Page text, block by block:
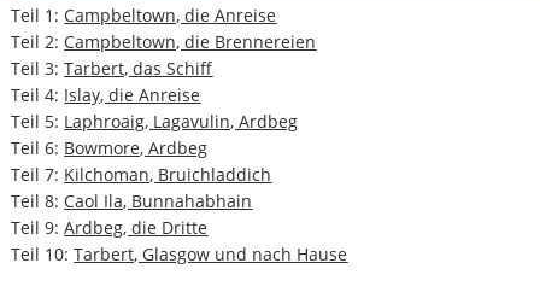
Teil 1: Campbeltown, die Anreise
Teil 2: Campbeltown, die Brennereien
Teil 3:Tarbert, das Schiff
Teil 4: Islay, die Anreise
Teil 5: Laphroaig, Lagavulin, Ardbeg
Teil 6: Bowmore, Ardbeg
Teil 7: Kilchoman, Bruichladdich
Teil 8: Caol Ila, Bunnahabhain
Teil 9:Ardbeg, die Dritte
Teil 10:Tarbert, Glasgow und nach Hause